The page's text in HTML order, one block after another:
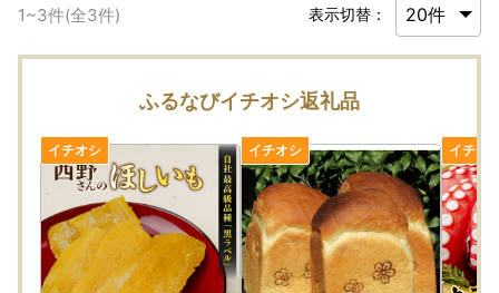
1~3件(全3件) 表示切替：
ふるなびイチオシ返礼品